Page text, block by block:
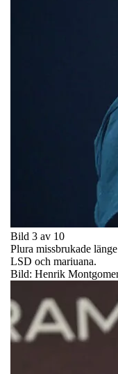
Bild 3 av 10
Plura missbrukade
LSD och mariuana.
Bild: Henrik